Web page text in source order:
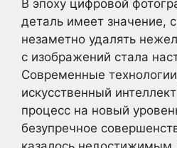
В эпоху цифровой
деталь имеет значение,
незаметно удалять
с изображений стала
Современные
искусственный
процесс на новый
безупречное